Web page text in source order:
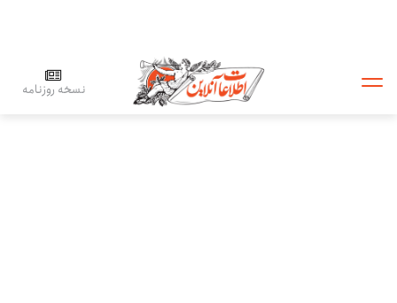
نسخه روزنامه